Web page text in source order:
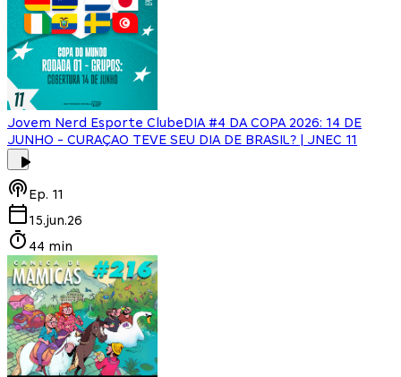
Jovem Nerd Esporte ClubeDIA #4 DA COPA 2026: 14 DE
JUNHO - CURAÇAO TEVE SEU DIA DE BRASIL? | JNEC 11
Ep. 11
15.jun.26
44 min